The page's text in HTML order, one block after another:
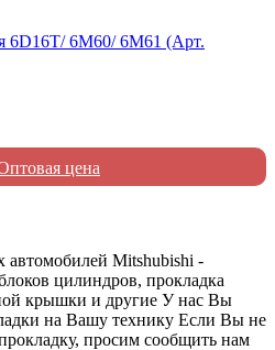
6D16T/ 6M60/ 6M61 (Арт.
цена
автомобилей Mitshubishi -
цилиндров, прокладка
крышки и другие У нас Вы
на Вашу технику Если Вы не
просим сообщить нам